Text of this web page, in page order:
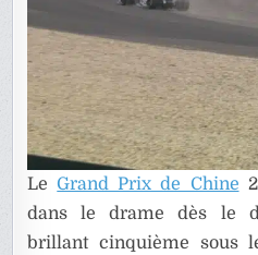
LeGrand Prix de Chine
dans le drame dès le
brillant cinquième sous